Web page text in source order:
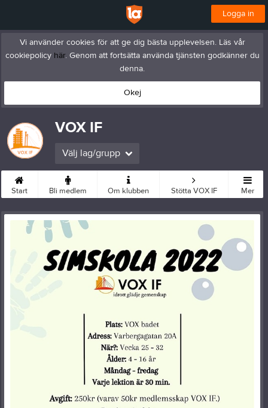
Logga in
Vi använder cookies för att ge dig bästa upplevelsen. Läs vår
cookiepolicy här. Genom att fortsätta använda tjänsten godkänner du
denna.
Okej
VOX IF
Välj lag/grupp
Start Bli medlem Om klubben Stötta VOX IF Mer